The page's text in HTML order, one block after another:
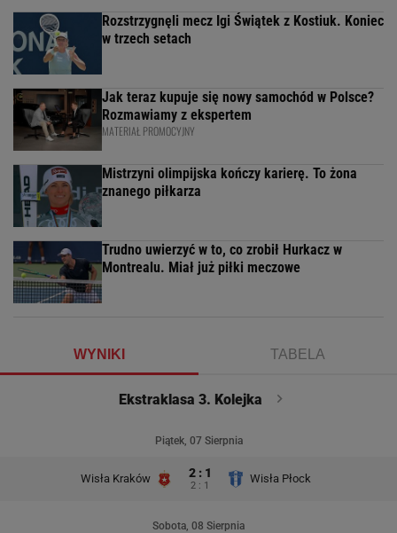
Rozstrzygnęli mecz Igi Świątek z Kostiuk. Koniec
w trzech setach
Jak teraz kupuje się nowy samochód w Polsce?
Rozmawiamy z ekspertem
MATERIAŁ PROMOCYJNY
Mistrzyni olimpijska kończy karierę. To żona
znanego piłkarza
Trudno uwierzyć w to, co zrobił Hurkacz w
Montrealu. Miał już piłki meczowe
WYNIKI TABELA
Ekstraklasa 3. Kolejka
Piątek, 07 Sierpnia
Wisła Kraków 2 : 1
2 : 1
Wisła Płock
Sobota, 08 Sierpnia